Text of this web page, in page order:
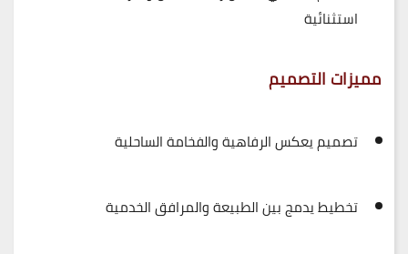
استثنائية
مميزات التصميم
تصميم يعكسالرفاهية والفخامة الساحلية
تخطيط يدمج بين الطبيعة والمرافق الخدمية